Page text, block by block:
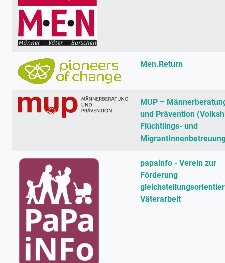
Men.Return
MUP –
und Prävention
Flüchtlings- und
papainfo - Verein zur
Förderung
Väterarbeit